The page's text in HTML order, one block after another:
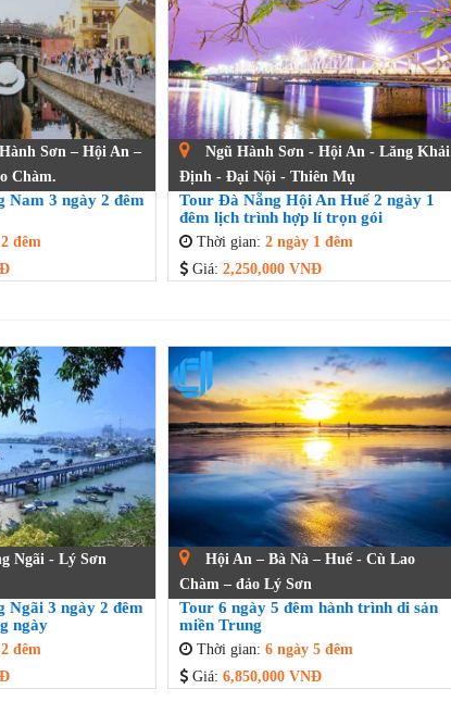
Sơn – Hội An –
Chàm.
Nam 3 ngày 2 đêm
đêm
Ngũ Hành Sơn - Hội An - Lăng Khải
Định - Đại Nội - Thiên Mụ
Tour Đà Nẵng Hội An Huế 2 ngày 1
đêm lịch trình hợp lí trọn gói
Thời gian: 2 ngày 1 đêm
Giá: 2,250,000 VNĐ
Ngãi - Lý Sơn
Ngãi 3 ngày 2 đêm
ngày
đêm
Hội An – Bà Nà – Huế - Cù Lao
Chàm – đảo Lý Sơn
Tour 6 ngày 5 đêm hành trình di sản
miền Trung
Thời gian: 6 ngày 5 đêm
Giá: 6,850,000 VNĐ